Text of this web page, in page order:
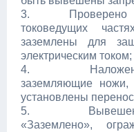
3. Проверено
токоведущих
заземлены для
электрическим током;
4. Наложено
заземляющие ножи,
установлены
5. Вывешены
«Заземлено»,